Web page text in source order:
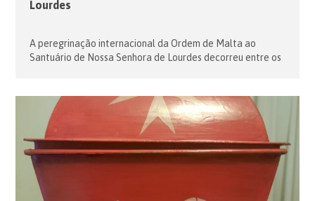
Lourdes
A peregrinação internacional da Ordem de Malta ao
Santuário de Nossa Senhora de Lourdes decorreu entre os
Senhores os Doentes à Gruta de Massabielle, estiveram
presentes cerca de 7.500 peregrinos entre doentes,
membros e voluntários de […]